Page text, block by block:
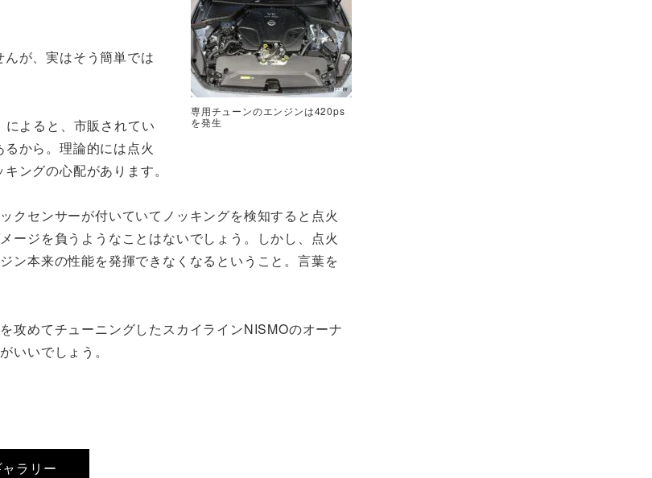
専用チューンのエンジンは420ps
を発生
が、実はそう簡単では
によると、市販されてい
から。理論的には点火
ングの心配があります。
クセンサーが付いていてノッキングを検知すると点火
ージを負うようなことはないでしょう。しかし、点火
ン本来の性能を発揮できなくなるということ。言葉を
攻めてチューニングしたスカイラインNISMOのオーナ
いいでしょう。
ラリー